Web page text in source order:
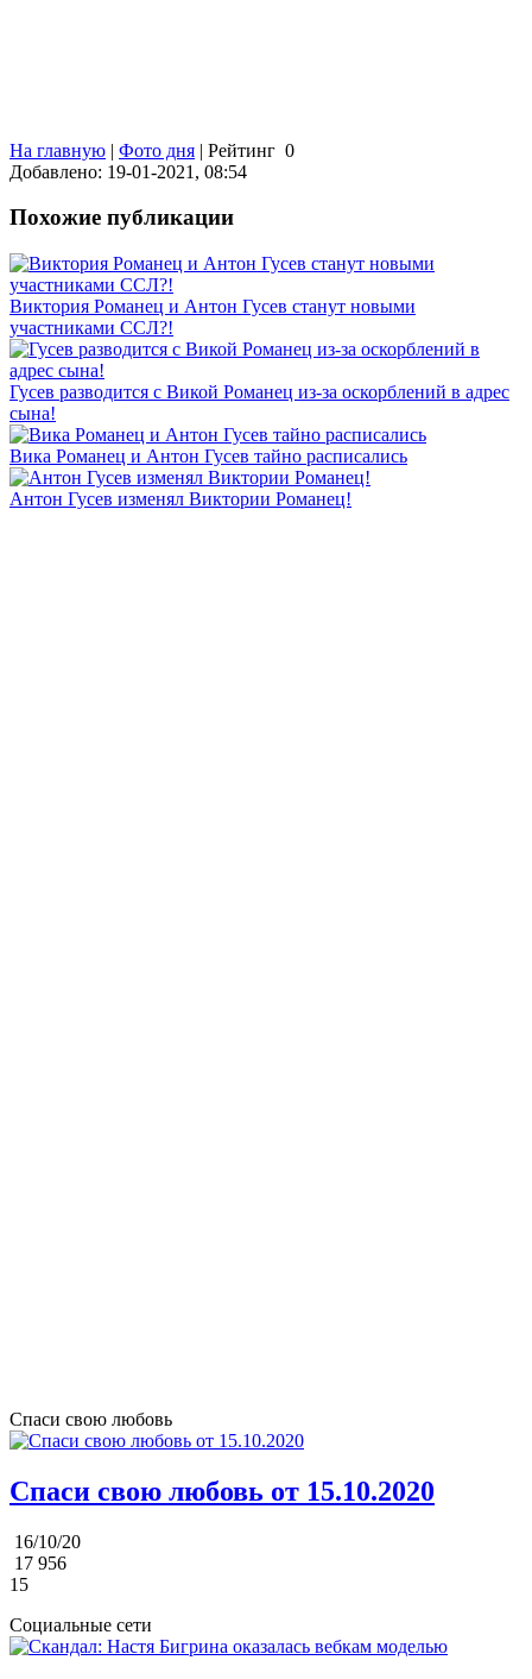
На главную | Фото дня | Рейтинг 0
Добавлено: 19-01-2021, 08:54
Похожие публикации
Виктория Романец и Антон Гусев станут новыми
участниками ССЛ?!
Гусев разводится с Викой Романец из-за оскорблений в адрес
сына!
Вика Романец и Антон Гусев тайно расписались
Антон Гусев изменял Виктории Романец!
Спаси свою любовь
Спаси свою любовь от 15.10.2020
16/10/20
17 956
15
Социальные сети